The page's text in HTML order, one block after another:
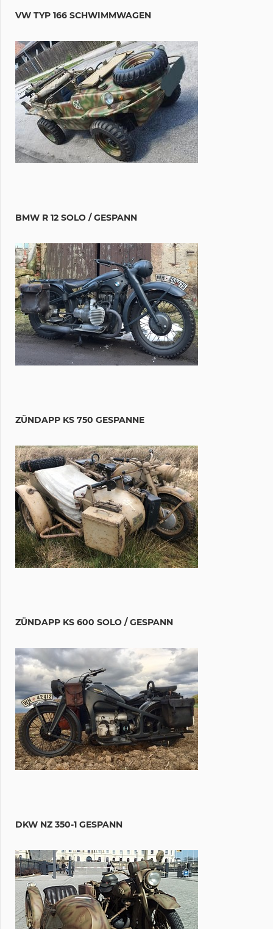
VW TYP 166 SCHWIMMWAGEN
BMW R 12 SOLO / GESPANN
ZÜNDAPP KS 750 GESPANNE
ZÜNDAPP KS 600 SOLO / GESPANN
DKW NZ 350-1 GESPANN